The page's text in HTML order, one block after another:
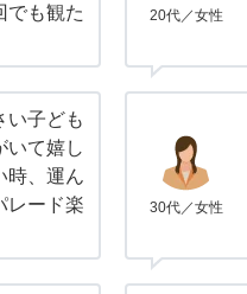
でも観た
20代／女性
い子ども
いて嬉し
時、運ん
レード楽
30代／女性